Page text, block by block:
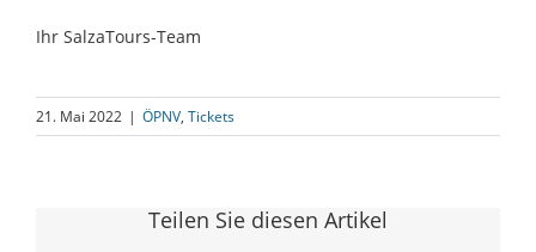
Ihr SalzaTours-Team
21. Mai 2022 | ÖPNV, Tickets
Teilen Sie diesen Artikel